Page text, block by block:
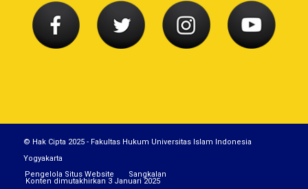
© Hak Cipta 2025 - Fakultas Hukum Universitas Islam Indonesia
Yogyakarta
Pengelola Situs Website
Sangkalan
Konten dimutakhirkan 3 Januari 2025